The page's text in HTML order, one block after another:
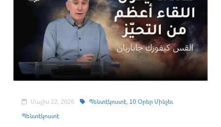
Մայիս 22, 2026 Պենտէկոստէ, 10 Օրեր Մինչեւ
Պենտէկոստէ